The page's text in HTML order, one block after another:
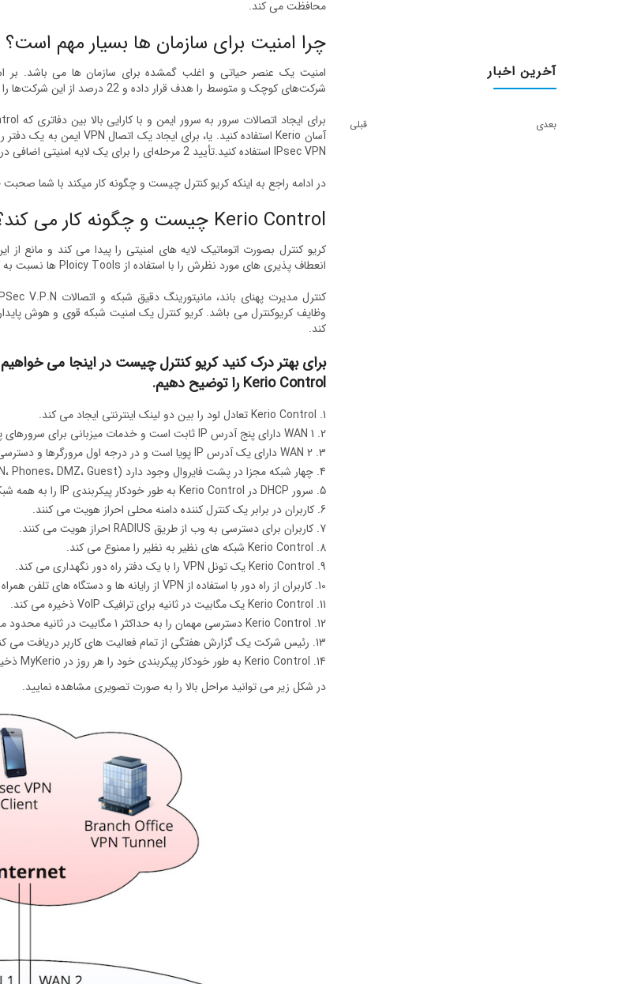
محافظت می کند.
چرا امنیت برای سازمان ها بسیار مهم است؟
شرکت‌های کوچک و متوسط را هدف قرار داده و 22 درصد از این شرکت‌ها را مجبور به توقف فوری فعالیت می‌کنند.
IPsec VPN استفاده کنید.تأیید 2 مرحله‌ای را برای یک لایه امنیتی اضافی در همه اشکال دسترسی از راه دور فعال کنید.
در ادامه راجع به اینکه کریو کنترل چیست و چگونه کار میکند با شما
Kerio Control چیست و چگونه کار می کند؟
کریو کنترل بصورت اتوماتیک لایه های امنیتی را پیدا می کند و مانع
انعطاف پذیری های مورد نظرش را با استفاده از Ploicy Tools ها نسبت به کاربران اعمال کند.
وظایف کریوکنترل می باشد. کریو کنترل یک امنیت شبکه قوی و هوش
کند.
برای بهتر درک کنید کریو کنترل چیست در اینجا می خواهیم
Kerio Control را توضیح دهیم.
Kerio Control تعادل لود را بین دو لینک اینترنتی ایجاد می کند.
WAN 1 دارای پنج آدرس IP ثابت است و خدمات میزبانی برای سرورهای پشت فایروال دارد.
WAN 2 دارای یک آدرس IP پویا است و در درجه اول مرورگرها و دسترسی به اینترنت را مدیریت می کند.
چهار شبکه مجزا در پشت فایروال وجود دارد (LAN، Phones، DMZ، Guest).
سرور DHCP در Kerio Control به طور خودکار پیکربندی IP را به همه شبکه ها اختصاص می دهد.
کاربران در برابر یک کنترل کننده دامنه محلی احراز هویت می کنند.
کاربران برای دسترسی به وب از طریق RADIUS احراز هویت می کنند.
Kerio Control شبکه های نظیر به نظیر را ممنوع می کند.
Kerio Control یک تونل VPN را با یک دفتر راه دور نگهداری می کند.
کاربران از راه دور با استفاده از VPN از رایانه ها و دستگاه های تلفن همراه متصل می شوند.
Kerio Control یک مگابیت در ثانیه برای ترافیک VoIP ذخیره می کند.
Kerio Control دسترسی مهمان را به حداکثر 1 مگابیت در ثانیه محدود می کند.
رئیس شرکت یک گزارش هفتگی از تمام فعالیت های کاربر دریافت می
Kerio Control به طور خودکار پیکربندی خود را هر روز در MyKerio ذخیره می کند.
در شکل زیر می توانید مراحل بالا را به صورت تصویری مشاهده نمایید.
آخرین اخبار
قبلی بعدی